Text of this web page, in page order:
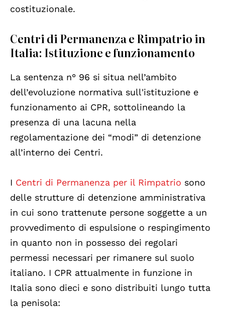
costituzionale.
Centri di Permanenza e Rimpatrio in
Italia: Istituzione e funzionamento
La sentenza n° 96 si situa nell’ambito
dell’evoluzione normativa sull'istituzione e
funzionamento ai CPR, sottolineando la
presenza di una lacuna nella
regolamentazione dei “modi” di detenzione
all’interno dei Centri.
I Centri di Permanenza per il Rimpatrio sono
delle strutture di detenzione amministrativa
in cui sono trattenute persone soggette a un
provvedimento di espulsione o respingimento
in quanto non in possesso dei regolari
permessi necessari per rimanere sul suolo
italiano. I CPR attualmente in funzione in
Italia sono dieci e sono distribuiti lungo tutta
la penisola: